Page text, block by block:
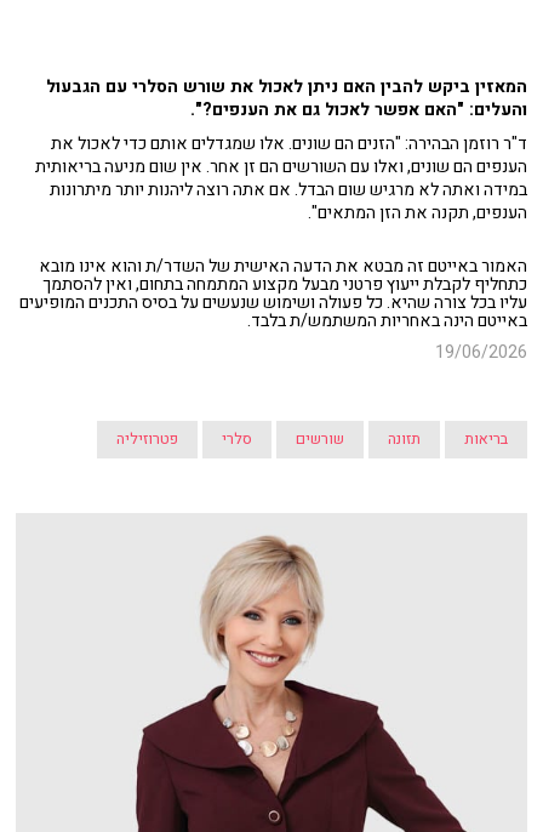
המאזין ביקש להבין האם ניתן לאכול את שורש הסלרי עם הגבעול
והעלים: "האם אפשר לאכול גם את הענפים?".
ד"ר רוזמן הבהירה: "הזנים הם שונים. אלו שמגדלים אותם כדי לאכול את
הענפים הם שונים, ואלו עם השורשים הם זן אחר. אין שום מניעה בריאותית
במידה ואתה לא מרגיש שום הבדל. אם אתה רוצה ליהנות יותר מיתרונות
הענפים, תקנה את הזן המתאים".
האמור באייטם זה מבטא את הדעה האישית של השדר/ת והוא אינו מובא
כתחליף לקבלת ייעוץ פרטני מבעל מקצוע המתמחה בתחום, ואין להסתמך
עליו בכל צורה שהיא. כל פעולה ושימוש שנעשים על בסיס התכנים המופיעים
באייטם הינה באחריות המשתמש/ת בלבד.
19/06/2026
בריאות תזונה שורשים סלרי פטרוזיליה